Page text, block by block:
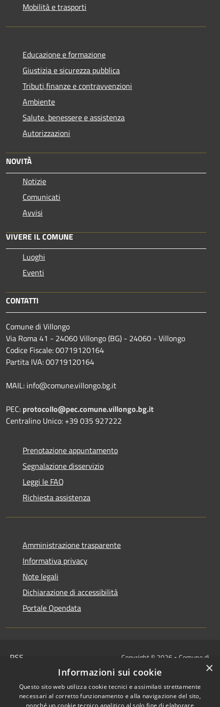
Mobilità e trasporti
Educazione e formazione
Giustizia e sicurezza pubblica
Tributi,finanze e contravvenzioni
Ambiente
Salute, benessere e assistenza
Autorizzazioni
NOVITÀ
Notizie
Comunicati
Avvisi
VIVERE IL COMUNE
Luoghi
Eventi
CONTATTI
Comune di Villongo
Via Roma 41 - 24060 Villongo (BG) - 24060 - Villongo
Codice Fiscale: 00719120164
Partita IVA: 00719120164
MAIL: info@comune.villongo.bg.it
PEC: protocollo@pec.comune.villongo.bg.it
Centralino Unico: +39 035 927222
Prenotazione appuntamento
Segnalazione disservizio
Leggi le FAQ
Richiesta assistenza
Amministrazione trasparente
Informativa privacy
Note legali
Dichiarazione di accessibilità
Portale Opendata
RSS
Cookie
Mappa del sito
Copyright © 2026 • Comune di
Villongo • Powered by
redazione
×
Informazioni sui cookie
Questo sito web utilizza cookie tecnici e assimilati strettamente
necessari al corretto funzionamento e alla navigazione del sito,
nonché un cookie tecnico analitico al solo fine di elaborare